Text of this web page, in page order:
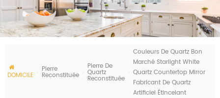
DOMICILE
Pierre
Reconstituée
Pierre De
Quartz
Reconstituée
Couleurs De Quartz Bon
Marché Starlight White
Quartz Countertop Mirror
Fabricant De Quartz
Artificiel Étincelant